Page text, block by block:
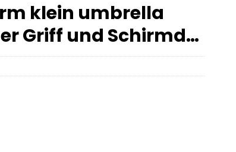
klein umbrella
Griff und Schirmd…